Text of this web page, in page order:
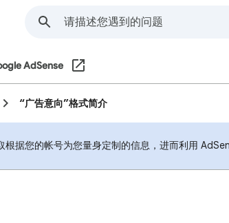
AdSense
“广告意向”格式简介
根据您的帐号为您量身定制的信息，进而利用